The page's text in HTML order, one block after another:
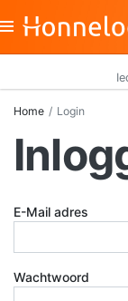
Home Login
E-Mail adres
Wachtwoord